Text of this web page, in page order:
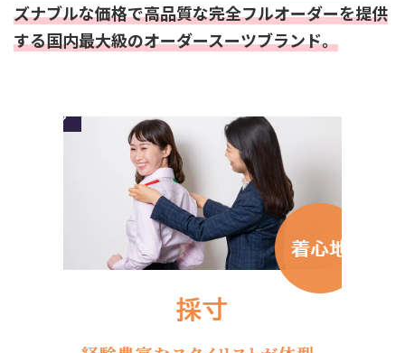
ズナブルな価格で高品質な完全フルオーダーを提供
する国内最大級のオーダースーツブランド。